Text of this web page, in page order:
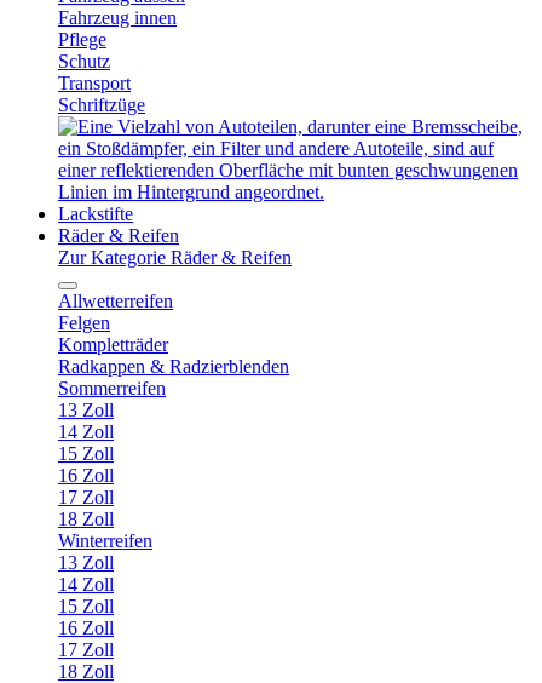
Fahrzeug innen
Pflege
Schutz
Transport
Schriftzüge
Lackstifte
Räder & Reifen
Zur Kategorie Räder & Reifen
Allwetterreifen
Felgen
Kompletträder
Radkappen & Radzierblenden
Sommerreifen
13 Zoll
14 Zoll
15 Zoll
16 Zoll
17 Zoll
18 Zoll
Winterreifen
13 Zoll
14 Zoll
15 Zoll
16 Zoll
17 Zoll
18 Zoll